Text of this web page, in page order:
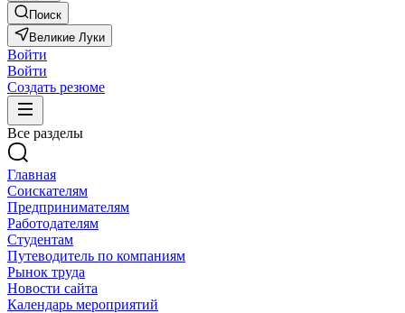
Поиск
Великие Луки
Войти
Войти
Создать резюме
Все разделы
Главная
Соискателям
Предпринимателям
Работодателям
Студентам
Путеводитель по компаниям
Рынок труда
Новости сайта
Календарь мероприятий